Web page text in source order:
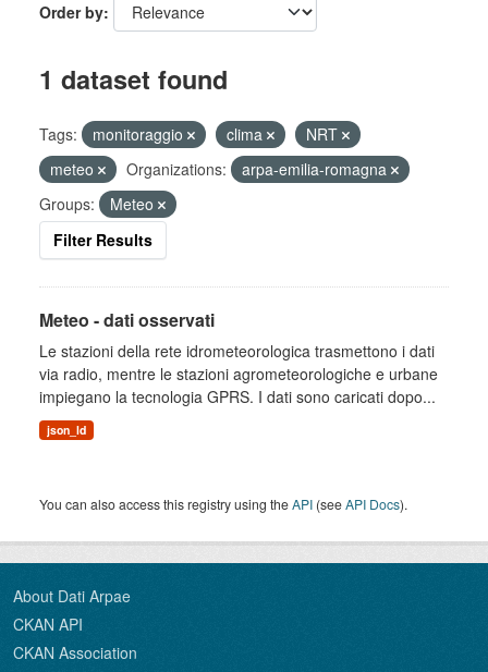
Order by
1 dataset found
Tags: monitoraggio clima
NRT
meteo
Organizations:
arpa-emilia-romagna
Groups:
Meteo
Filter Results
Meteo - dati osservati
Le stazioni della rete idrometeorologica trasmettono i dati
via radio, mentre le stazioni agrometeorologiche e urbane
impiegano la tecnologia GPRS. I dati sono caricati dopo...
json_ld
You can also access this registry using theAPI (seeAPI Docs).
About Dati Arpae
CKAN API
CKAN Association